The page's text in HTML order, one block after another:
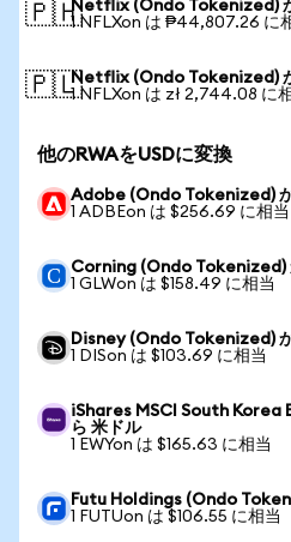
🇵🇭Netflix (Ondo Tokenized)
1 NFLXon は ₱44,807.26 に
🇵🇱Netflix (Ondo Tokenized)
1 NFLXon は zł 2,744.08 に
他のRWAをUSDに変換
Adobe (Ondo Tokenized)
1 ADBEon は $256.69 に相当
Corning (Ondo Tokenized)
1 GLWon は $158.49 に相当
Disney (Ondo Tokenized)
1 DISon は $103.69 に相当
iShares MSCI South Korea
ら 米ドル
1 EWYon は $165.63 に相当
Futu Holdings (Ondo
1 FUTUon は $106.55 に相当